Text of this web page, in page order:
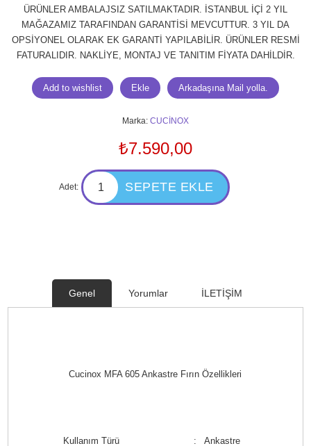
ÜRÜNLER AMBALAJSIZ SATILMAKTADIR. İSTANBUL İÇİ 2 YIL
MAĞAZAMIZ TARAFINDAN GARANTİSİ MEVCUTTUR. 3 YIL DA
OPSİYONEL OLARAK EK GARANTİ YAPILABİLİR. ÜRÜNLER RESMİ
FATURALIDIR. NAKLİYE, MONTAJ VE TANITIM FİYATA DAHİLDİR.
Marka: CUCİNOX
₺7.590,00
Adet:
Genel Yorumlar İLETİŞİM
Cucinox MFA 605 Ankastre Fırın Özellikleri
Kullanım Türü : Ankastre